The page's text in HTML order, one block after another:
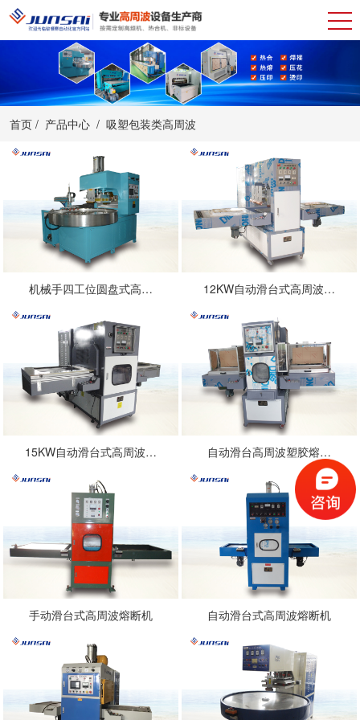
首页 / 产品中心 / 吸塑包装类高周波
机械手四工位圆盘式高… 12KW自动滑台式高周波…
15KW自动滑台式高周波… 自动滑台高周波塑胶熔…
手动滑台式高周波熔断机 自动滑台式高周波熔断机